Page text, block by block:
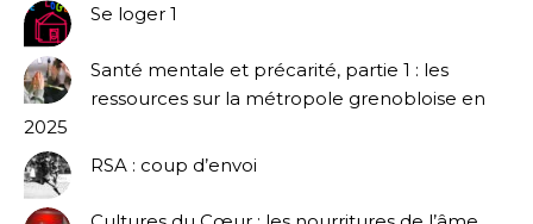
Se loger 1
Santé mentale et précarité, partie 1 : les
ressources sur la métropole grenobloise en
2025
RSA : coup d’envoi